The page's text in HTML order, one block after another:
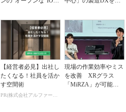
【経営者必見】出社し
たくなる！社員を活か
す空間術
PR(株式会社アルファーテクノ)
現場の作業効率やミス
を改善 XRグラス
「MiRZA」が可能に